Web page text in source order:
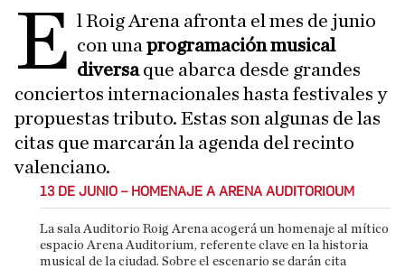
E l Roig Arena afronta el mes de junio
con unaprogramación musical
diversaque abarca desde grandes
conciertos internacionales hasta festivales y
propuestas tributo. Estas son algunas de las
citas que marcarán la agenda del recinto
valenciano.
13 DE JUNIO – HOMENAJE A ARENA AUDITORIOUM
La sala Auditorio Roig Arena acogerá un homenaje al mítico
espacio Arena Auditorium, referente clave en la historia
musical de la ciudad. Sobre el escenario se darán cita